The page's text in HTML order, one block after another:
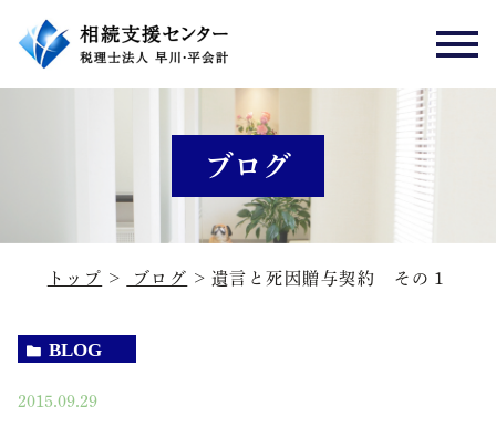
ブログ
トップ ブログ 遺言と死因贈与契約 その１
BLOG
2015.09.29